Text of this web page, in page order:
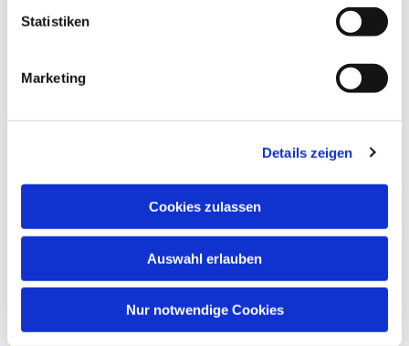
Statistiken
Marketing
Details zeigen
Cookies zulassen
Auswahl erlauben
Nur notwendige Cookies